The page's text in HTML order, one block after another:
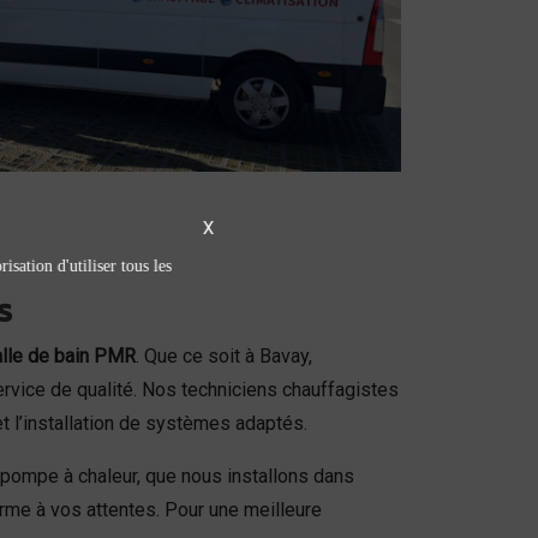
de bain PMR. Que ce soit à Bavay,
de qualité. Nos techniciens chauffagistes
l’installation de systèmes adaptés.
à chaleur, que nous installons dans
à vos attentes. Pour une meilleure
X
d'utiliser tous les